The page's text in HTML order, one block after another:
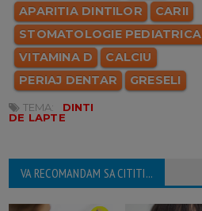
APARITIA DINTILOR
CARII
STOMATOLOGIE PEDIATRICA
VITAMINA D
CALCIU
PERIAJ DENTAR
GRESELI
TEMA:
DINTI
DE LAPTE
VA RECOMANDAM SA CITITI...